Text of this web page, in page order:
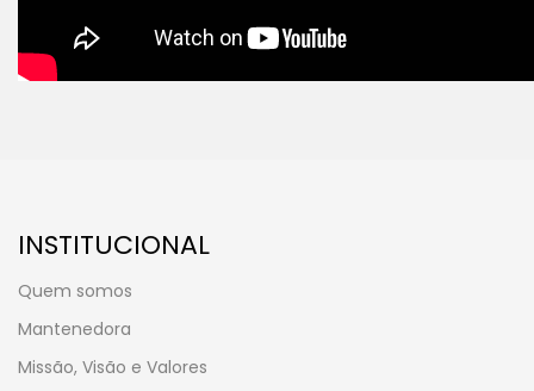
INSTITUCIONAL
Quem somos
Mantenedora
Missão, Visão e Valores